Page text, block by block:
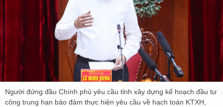
Người đứng đầu Chính phủ yêu cầu tỉnh xây dựng kế hoạch đầu tư
công trung hạn bảo đảm thực hiện yêu cầu về hạch toán KTXH,